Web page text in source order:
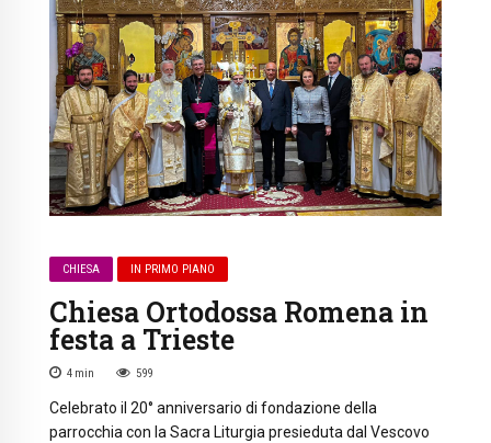
CHIESA IN PRIMO PIANO
Chiesa Ortodossa Romena in
festa a Trieste
4 min 599
Celebrato il 20° anniversario di fondazione della
parrocchia con la Sacra Liturgia presieduta dal Vescovo